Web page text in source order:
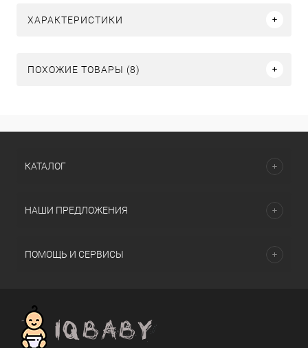
ХАРАКТЕРИСТИКИ
ПОХОЖИЕ ТОВАРЫ (8)
КАТАЛОГ
НАШИ ПРЕДЛОЖЕНИЯ
ПОМОЩЬ И СЕРВИСЫ